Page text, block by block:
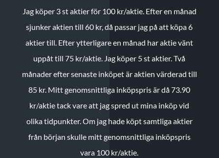
Jag köper 3 st aktier för 100 kr/aktie. Efter en månad
sjunker aktien till 60 kr, då passar jag på att köpa 6
aktier till. Efter ytterligare en månad har aktie vänt
uppåt till 75 kr/aktie. Jag köper 5 st aktier.Två
månader efter senaste inköpet är aktien värderad till
85 kr. Mitt genomsnittliga inköpspris är då 73.90
kr/aktie tack vare att jag spred ut mina inköp vid
olika tidpunkter. Om jag hade köpt samtliga aktier
från början skulle mitt genomsnittliga inköpspris
vara 100 kr/aktie.